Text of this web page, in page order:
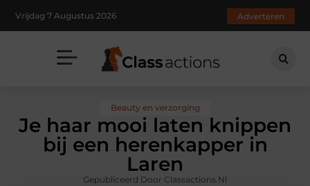
Vrijdag 7 Augustus 2026 Adverteren
Beauty en verzorging
Je haar mooi laten knippen
bij een herenkapper in
Laren
Gepubliceerd Door Classactions.nl